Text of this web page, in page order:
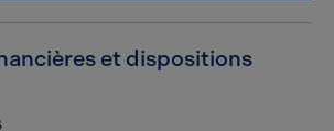
et dispositions